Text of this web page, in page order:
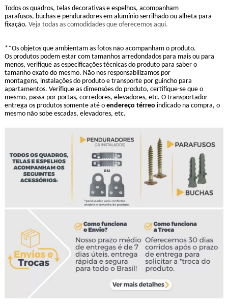
Todos os quadros, telas decorativas e espelhos, acompanham
parafusos, buchas e penduradores em alumínio serrilhado ou alheta para
fixação. Veja todas as comodidades que oferecemos aqui.
**Os objetos que ambientam as fotos não acompanham o produto.
Os produtos podem estar com tamanhos arredondados para mais ou para
menos, verifique as especificações técnicas do produto para saber o
tamanho exato do mesmo. Não nos responsabilizamos por
montagens, instalações do produto e transporte por guincho para
apartamentos. Verifique as dimensões do produto, certifique-se que o
mesmo, passa por portas, corredores, elevadores, etc. O transportador
entrega os produtos somente até o endereço térreo indicado na compra, o
mesmo não sobe escadas, elevadores, etc.